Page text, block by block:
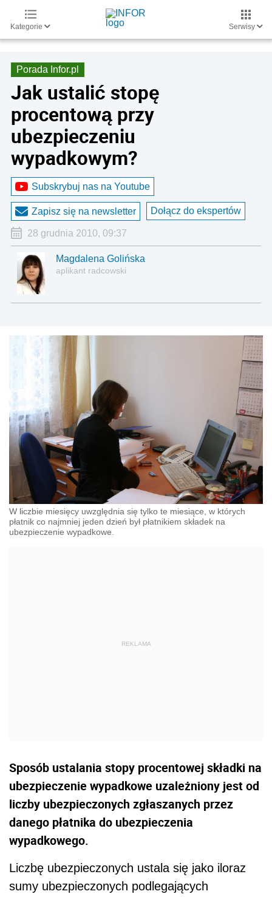
Kategorie Serwisy
Porada Infor.pl
Jak ustalić stopę
procentową przy
ubezpieczeniu
wypadkowym?
Subskrybuj nas na Youtube
Zapisz się na newsletter Dołącz do ekspertów
28 grudnia 2010, 09:37
Magdalena Golińska
aplikant radcowski
W liczbie miesięcy uwzględnia się tylko te miesiące, w których
płatnik co najmniej jeden dzień był płatnikiem składek na
ubezpieczenie wypadkowe.
Sposób ustalania stopy procentowej składki na
ubezpieczenie wypadkowe uzależniony jest od
liczby ubezpieczonych zgłaszanych przez
danego płatnika do ubezpieczenia
wypadkowego.
Liczbę ubezpieczonych ustala się jako iloraz
sumy ubezpieczonych podlegających